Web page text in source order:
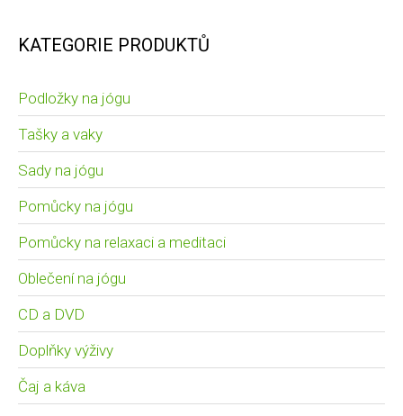
KATEGORIE PRODUKTŮ
Podložky na jógu
Tašky a vaky
Sady na jógu
Pomůcky na jógu
Pomůcky na relaxaci a meditaci
Oblečení na jógu
CD a DVD
Doplňky výživy
Čaj a káva